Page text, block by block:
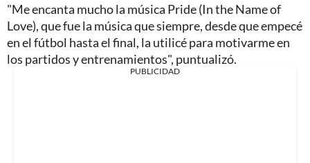
"Me encanta mucho la música Pride (In the Name of
Love), que fue la música que siempre, desde que empecé
en el fútbol hasta el final, la utilicé para motivarme en
los partidos y entrenamientos", puntualizó.
PUBLICIDAD